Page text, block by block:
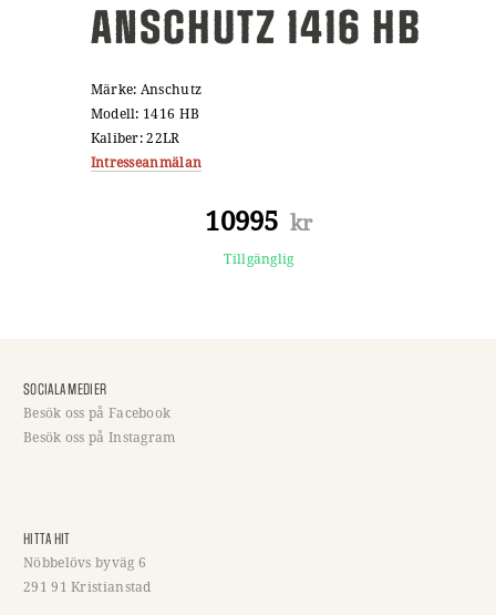
ANSCHUTZ 1416 HB
Märke: Anschutz
Modell: 1416 HB
Kaliber: 22LR
Intresseanmälan
10995 kr
Tillgänglig
SOCIALA MEDIER
Besök oss på Facebook
Besök oss på Instagram
HITTA HIT
Nöbbelövs byväg 6
291 91 Kristianstad